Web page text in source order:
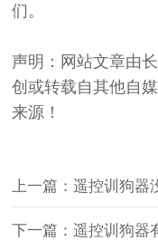
们。
声明：网站文章由
创或转载自其他自
来源！
下一篇：遥控训狗器